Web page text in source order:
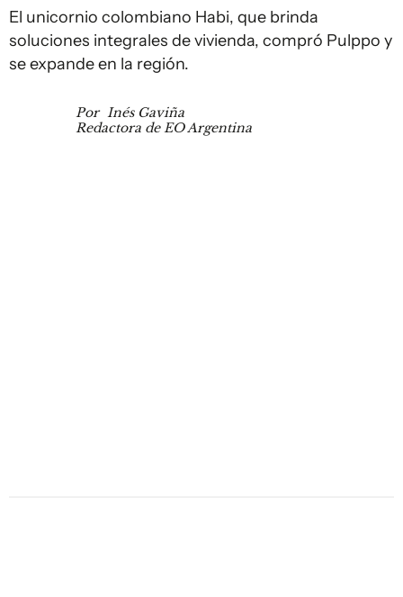
El unicornio colombiano Habi, que brinda
soluciones integrales de vivienda, compró Pulppo y
se expande en la región.
Por Inés Gaviña
Redactora de EO Argentina